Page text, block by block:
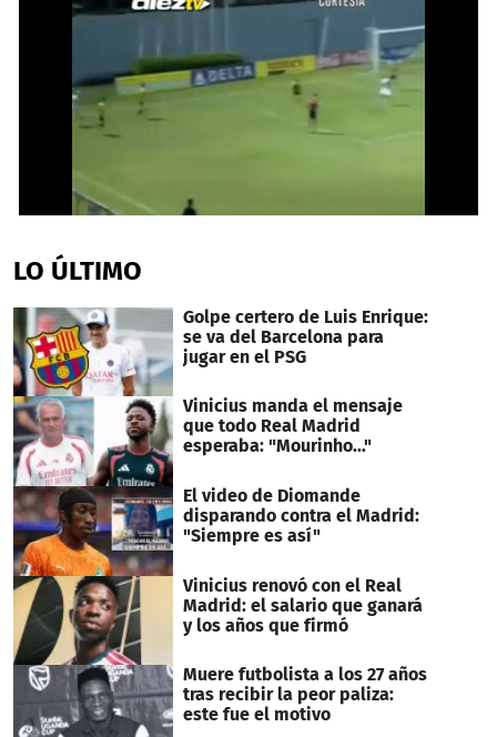
of
1
33
seconds
LO ÚLTIMO
Golpe certero de Luis Enrique:
se va del Barcelona para
jugar en el PSG
Vinicius manda el mensaje
que todo Real Madrid
esperaba: "Mourinho..."
El video de Diomande
disparando contra el Madrid:
"Siempre es así"
Vinicius renovó con el Real
Madrid: el salario que ganará
y los años que firmó
Muere futbolista a los 27 años
tras recibir la peor paliza:
este fue el motivo